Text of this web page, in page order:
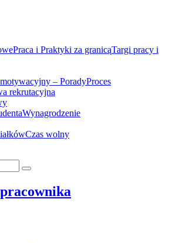
Praca i Praktyki za granicąTargi pracy i
– PoradyProces
rekrutacyjna
Wynagrodzenie
Czas wolny